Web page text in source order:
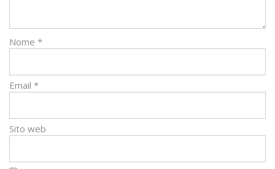
Nome *
Email *
Sito web